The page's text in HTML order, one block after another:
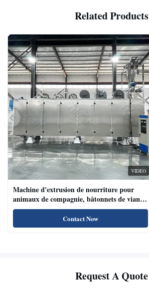
Related Products
VIDEO
Machine d'extrusion de nourriture pour
animaux de compagnie, bâtonnets de viande
de chien, machine d'extrusion de nourriture
pour animaux de compagnie avec système de
plateau automatique
Contact Now
Request A Quote